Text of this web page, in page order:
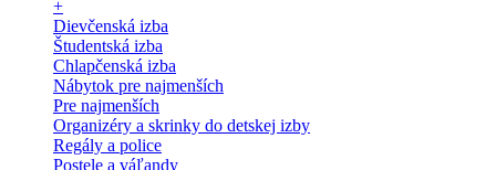
+
Dievčenská izba
Študentská izba
Chlapčenská izba
Nábytok pre najmenších
Pre najmenších
Organizéry a skrinky do detskej izby
Regály a police
Postele a váľandy